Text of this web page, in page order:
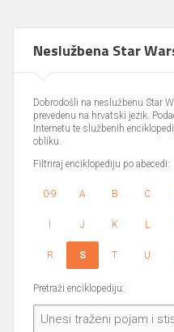
Neslužbena Star
Dobrodošli na neslužbenu Star
prevedenu na hrvatski jezik.
Internetu te službenih
obliku.
Filtriraj enciklopediju po abecedi:
0-9 A B C
I J K L
R S T U
Pretraži enciklopediju: